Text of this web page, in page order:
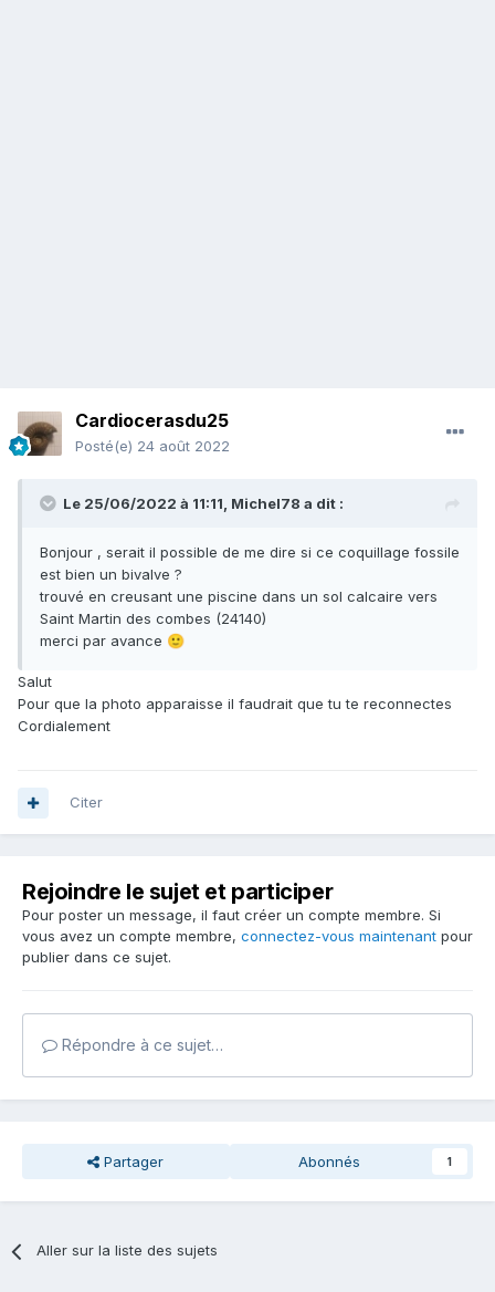
Cardiocerasdu25
Posté(e) 24 août 2022
Le 25/06/2022 à 11:11, Michel78 a dit :
Bonjour , serait il possible de me dire si ce coquillage fossile
est bien un bivalve ?
trouvé en creusant une piscine dans un sol calcaire vers
Saint Martin des combes (24140)
merci par avance 🙂
Salut
Pour que la photo apparaisse il faudrait que tu te reconnectes
Cordialement
Citer
Rejoindre le sujet et participer
Pour poster un message, il faut créer un compte membre. Si
vous avez un compte membre, connectez-vous maintenant pour
publier dans ce sujet.
Répondre à ce sujet…
Partager Abonnés 1
Aller sur la liste des sujets